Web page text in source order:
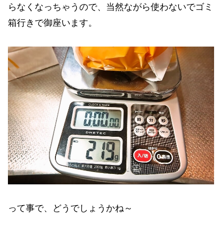
らなくなっちゃうので、当然ながら使わないでゴミ
箱行きで御座います。
って事で、どうでしょうかね～